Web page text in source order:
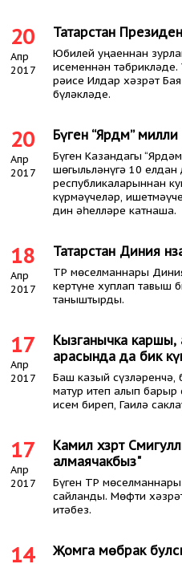
20
Апр
2017
Татарстан
Юбилей уңаеннан
исеменнән
рәисе Илдар хәзрәт
бүләкләде.
20
Апр
2017
Бүген “Ярдәм”
Бүген Казандагы
шөгыльләнүгә 10
республикаларыннан
күрмәүчеләр,
дин әһелләре катнаша.
18
Апр
2017
Татарстан Диния
ТР мөселманнары
кертүне хуплап тавыш
таныштырды.
17
Апр
2017
Кызганычка каршы,
арасында да бик
Баш казый сүзләренчә,
матур итеп алып барыр
исем биреп, Гаилә
17
Апр
2017
Камил хәзрәт
алмаячакбыз"
Бүген ТР
сайланды. Мөфти
итәбез.
14 Җомга мөбәрак